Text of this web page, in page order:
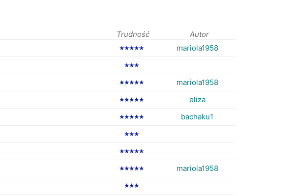
Trudność Autor
★★★★★ mariola1958
★★★
★★★★★ mariola1958
★★★★★ eliza
★★★★★ bachaku1
★★★
★★★★★
★★★★★ mariola1958
★★★